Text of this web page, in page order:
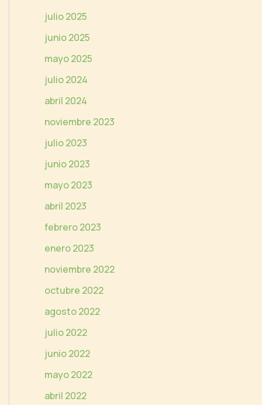
o
julio 2025
junio 2025
mayo 2025
julio 2024
abril 2024
noviembre 2023
julio 2023
junio 2023
mayo 2023
abril 2023
febrero 2023
enero 2023
noviembre 2022
octubre 2022
agosto 2022
julio 2022
junio 2022
mayo 2022
abril 2022